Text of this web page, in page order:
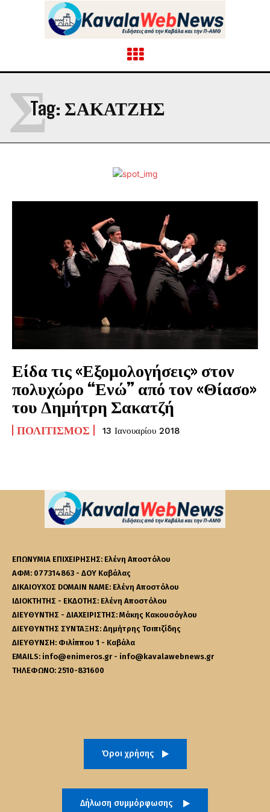
Tag: ΣΑΚΑΤΖΗΣ
Σ
Είδα τις «Εξομολογήσεις» στον
πολυχώρο “Ενώ” από τον «Θίασο»
του Δημήτρη Σακατζή
ΠΟΛΙΤΙΣΜΌΣ 13 Ιανουαρίου 2018
ΕΠΩΝΥΜΙΑ ΕΠΙΧΕΙΡΗΣΗΣ: Ελένη Αποστόλου
ΑΦΜ: 077314863 - ΔΟΥ Καβάλας
ΔΙΚΑΙΟΥΧΟΣ DOMAIN NAME: Ελένη Αποστόλου
ΙΔΙΟΚΤΗΤΗΣ - ΕΚΔΟΤΗΣ: Ελένη Αποστόλου
ΔΙΕΥΘΥΝΤΗΣ - ΔΙΑΧΕΙΡΙΣΤΗΣ: Μάκης Κακουσόγλου
ΔΙΕΥΘΥΝΤΗΣ ΣΥΝΤΑΞΗΣ: Δημήτρης Τσιπιζίδης
ΔΙΕΥΘΥΝΣΗ: Φιλίππου 1 - Καβάλα
EMAILS: info@enimeros.gr - info@kavalawebnews.gr
ΤΗΛΕΦΩΝΟ: 2510-831600
Όροι χρήσης
Δήλωση συμμόρφωσης